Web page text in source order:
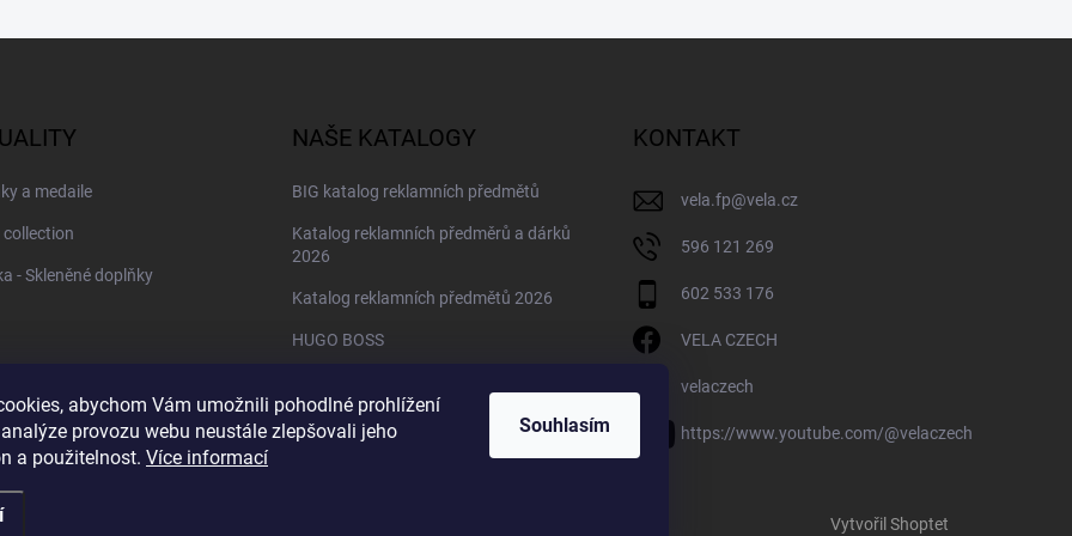
abychom Vám umožnili pohodlné prohlížení
provozu webu neustále zlepšovali jeho
a použitelnost. Více informací
Souhlasím
a medaile
- Skleněné doplňky
NAŠE KATALOGY
BIG katalog reklamních předmětů
Katalog reklamních předměrů a dárků
2026
Katalog reklamních předmětů 2026
HUGO BOSS
Christian Lacroix
KONTAKT
vela.fp@vela.cz
596 121 269
602 533 176
VELA CZECH
velaczech
https://www.youtube.com/@velaczech
Vytvořil Shoptet